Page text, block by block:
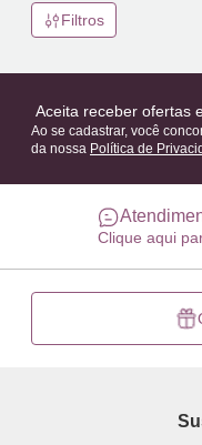
Filtros
Aceita receber ofertas
Ao se cadastrar, você
da nossa Política de
Clique aqui